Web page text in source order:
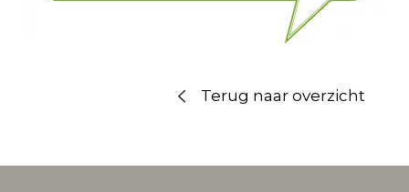
Terug naar overzicht